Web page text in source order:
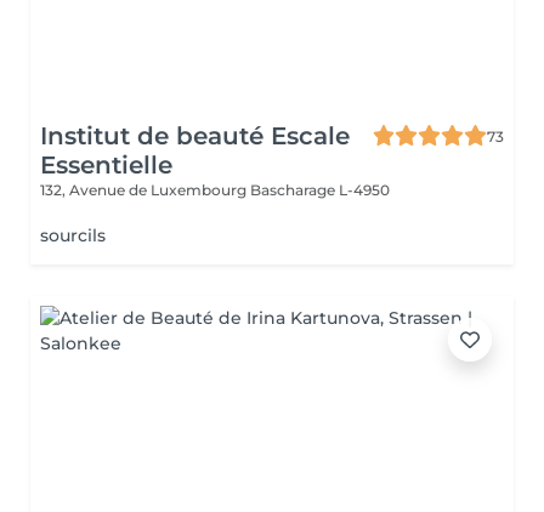
Institut de beauté Escale
Essentielle
73
132, Avenue de Luxembourg Bascharage L-4950
sourcils